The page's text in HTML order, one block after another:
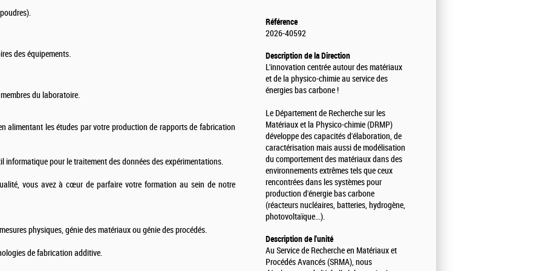
des équipements.
du laboratoire.
alimentant les études par votre production de rapports de fabrication
informatique pour le traitement des données des expérimentations.
vous avez à cœur de parfaire votre formation au sein de notre
physiques, génie des matériaux ou génie des procédés.
de fabrication additive.
Référence
2026-40592
Description de la Direction
L'innovation centrée autour des matériaux
et de la physico-chimie au service des
énergies bas carbone !
Le Département de Recherche sur les
Matériaux et la Physico-chimie (DRMP)
développe des capacités d'élaboration, de
caractérisation mais aussi de modélisation
du comportement des matériaux dans des
environnements extrêmes tels que ceux
rencontrées dans les systèmes pour
production d'énergie bas carbone
(réacteurs nucléaires, batteries, hydrogène,
photovoltaïque...).
Description de l'unité
Au Service de Recherche en Matériaux et
Procédés Avancés (SRMA), nous